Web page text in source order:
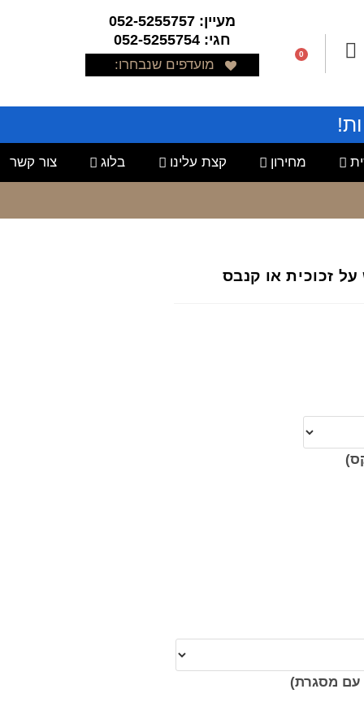
0
מעיין: 052-5255757
חגי: 052-5255754
מועדפים שנבחרו:
מחירון קצת עלינו בלוג צור קשר
מסגרת)